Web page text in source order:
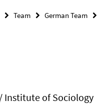
Team German Team
Institute of Sociology